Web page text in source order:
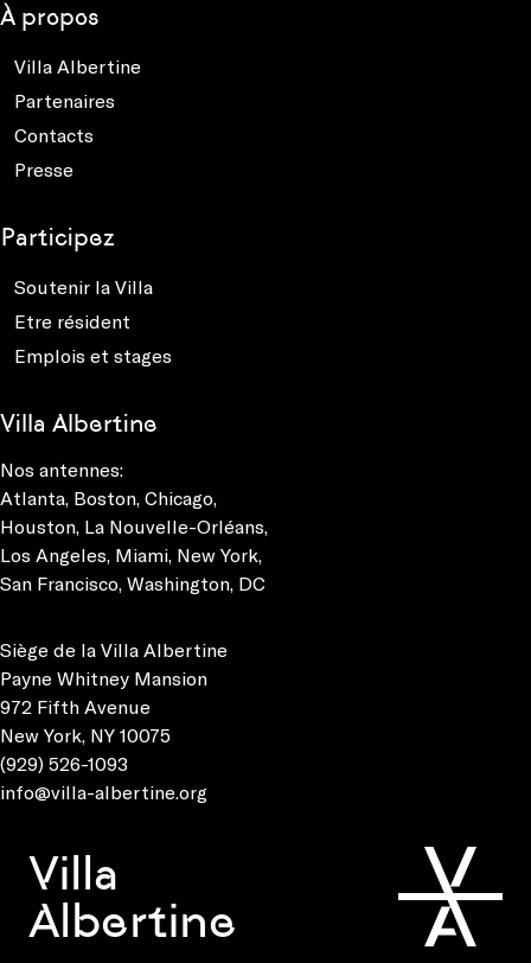
À propos
Villa Albertine
Partenaires
Contacts
Presse
Participez
Soutenir la Villa
Etre résident
Emplois et stages
Villa Albertine
Nos antennes:
Atlanta Boston Chicago
Houston La Nouvelle-Orléans
Los Angeles Miami New York
San Francisco Washington, DC
Siège de la Villa Albertine
Payne Whitney Mansion
972 Fifth Avenue
New York, NY 10075
(929) 526-1093
info@villa-albertine.org
Villa
Albertine